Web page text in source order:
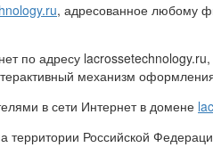
, адресованное любому
по адресу
механизм
в сети Интернет в домене
территории Российской